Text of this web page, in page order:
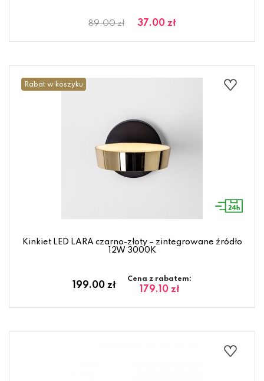
89.00 zł 37.00 zł
Rabat w koszyku
Kinkiet LED LARA czarno-złoty – zintegrowane źródło
12W 3000K
199.00 zł
Cena z rabatem:
179.10 zł